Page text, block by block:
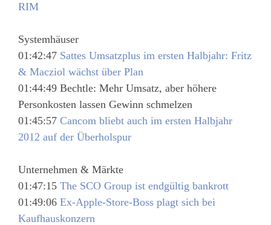
RIM
Systemhäuser
01:42:47 Sattes Umsatzplus im ersten Halbjahr: Fritz
& Macziol wächst über Plan
01:44:49 Bechtle: Mehr Umsatz, aber höhere
Personkosten lassen Gewinn schmelzen
01:45:57 Cancom bliebt auch im ersten Halbjahr
2012 auf der Überholspur
Unternehmen & Märkte
01:47:15 The SCO Group ist endgültig bankrott
01:49:06 Ex-Apple-Store-Boss plagt sich bei
Kaufhauskonzern